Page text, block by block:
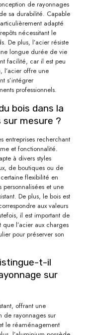
de rayonnages
sa durabilité. Capable
adapté
nécessitant le
De plus, l’acier résiste
longue durée de vie
facilité, car il est peu
l’acier offre une
s’intégrer
professionnels.
bois dans la
sur mesure ?
entreprises recherchant
et fonctionnalité.
à divers styles
de boutiques ou de
flexibilité en
et une
De plus, le bois est
aux valeurs
il est important de
l’acier aux charges
pour préserver son
t-il
sur
offrant une
de rayonnages sur
le réaménagement